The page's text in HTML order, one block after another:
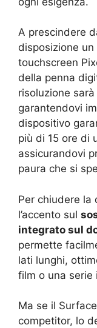
A prescindere
disposizione un
touchscreen
della penna
risoluzione sarà
garantendovi
dispositivo
più di 15 ore di
assicurandovi
paura che si
Per chiudere la
l’accento sul
integrato sul
permette
lati lunghi,
film o una serie
Ma se il
competitor, lo